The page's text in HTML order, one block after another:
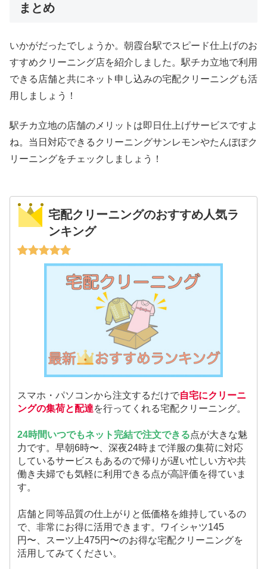
まとめ
いかがだったでしょうか。朝霞台駅でスピード仕上げのお
すすめクリーニング店を紹介しました。駅チカ立地で利用
できる店舗と共にネット申し込みの宅配クリーニングも活
用しましょう！
駅チカ立地の店舗のメリットは即日仕上げサービスですよ
ね。当日対応できるクリーニングサンレモンやたんぽぽク
リーニングをチェックしましょう！
宅配クリーニングのおすすめ人気ラ
ンキング
スマホ・パソコンから注文するだけで自宅にクリーニ
ングの集荷と配達を行ってくれる宅配クリーニング。
24時間いつでもネット完結で注文できる点が大きな魅
力です。早朝6時〜、深夜24時まで洋服の集荷に対応
しているサービスもあるので帰りが遅い忙しい方や共
働き夫婦でも気軽に利用できる点が高評価を得ていま
す。
店舗と同等品質の仕上がりと低価格を維持しているの
で、非常にお得に活用できます。ワイシャツ145
円〜、スーツ上475円〜のお得な宅配クリーニングを
活用してみてください。